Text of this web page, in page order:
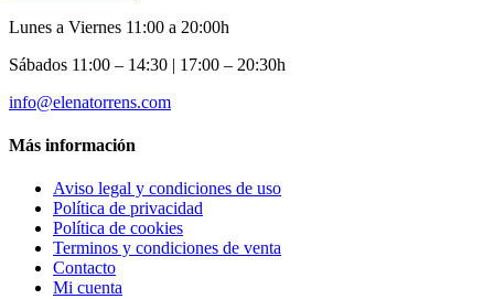
Lunes a Viernes 11:00 a 20:00h
Sábados 11:00 – 14:30 | 17:00 – 20:30h
info@elenatorrens.com
Más información
Aviso legal y condiciones de uso
Política de privacidad
Política de cookies
Terminos y condiciones de venta
Contacto
Mi cuenta